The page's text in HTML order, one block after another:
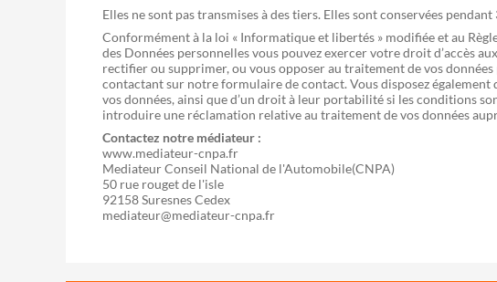
Elles ne sont pas transmises à des tiers. Elles sont conservées pendant
Conformément à la loi « Informatique et libertés » modifiée et au
des Données personnelles vous pouvez exercer votre droit d’accès
rectifier ou supprimer, ou vous opposer au traitement de vos
contactant sur notre formulaire de contact. Vous disposez
vos données, ainsi que d’un droit à leur portabilité si les conditions
introduire une réclamation relative au traitement de vos données
Contactez notre médiateur :
www.mediateur-cnpa.fr
Mediateur Conseil National de l'Automobile(CNPA)
50 rue rouget de l'isle
92158 Suresnes Cedex
mediateur@mediateur-cnpa.fr